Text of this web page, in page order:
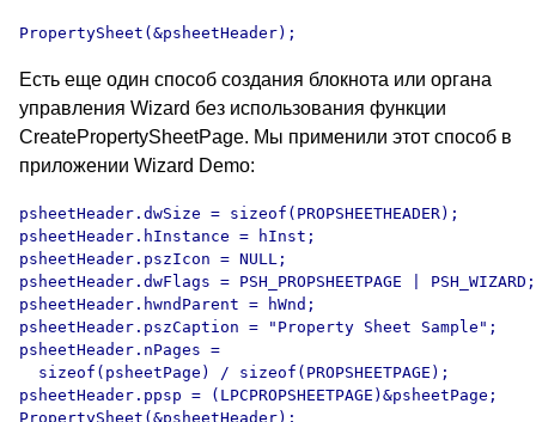
PropertySheet(&psheetHeader);
Есть еще один способ создания блокнота или органа
управления Wizard без использования функции
CreatePropertySheetPage. Мы применили этот способ в
приложении Wizard Demo:
psheetHeader.dwSize = sizeof(PROPSHEETHEADER);
psheetHeader.hInstance = hInst;
psheetHeader.pszIcon = NULL;
psheetHeader.dwFlags = PSH_PROPSHEETPAGE | PSH_WIZARD;
psheetHeader.hwndParent = hWnd;
psheetHeader.pszCaption = "Property Sheet Sample";
psheetHeader.nPages =
  sizeof(psheetPage) / sizeof(PROPSHEETPAGE);
psheetHeader.ppsp = (LPCPROPSHEETPAGE)&psheetPage;